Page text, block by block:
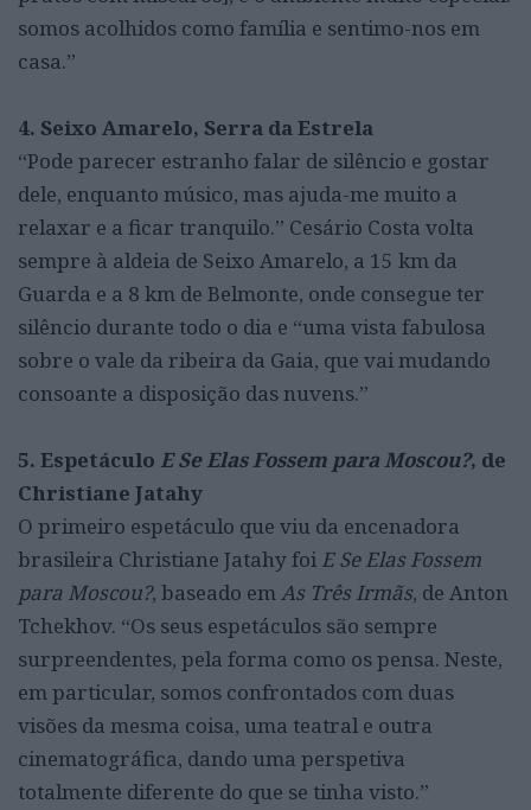
somos acolhidos como família e sentimo-nos em
casa.”
4. Seixo Amarelo, Serra da Estrela
“Pode parecer estranho falar de silêncio e gostar
dele, enquanto músico, mas ajuda-me muito a
relaxar e a ficar tranquilo.” Cesário Costa volta
sempre à aldeia de Seixo Amarelo, a 15 km da
Guarda e a 8 km de Belmonte, onde consegue ter
silêncio durante todo o dia e “uma vista fabulosa
sobre o vale da ribeira da Gaia, que vai mudando
consoante a disposição das nuvens.”
5. Espetáculo E Se Elas Fossem para Moscou?, de
Christiane Jatahy
O primeiro espetáculo que viu da encenadora
brasileira Christiane Jatahy foi E Se Elas Fossem
para Moscou?, baseado emAs Três Irmãs, de Anton
Tchekhov. “Os seus espetáculos são sempre
surpreendentes, pela forma como os pensa. Neste,
em particular, somos confrontados com duas
visões da mesma coisa, uma teatral e outra
cinematográfica, dando uma perspetiva
totalmente diferente do que se tinha visto.”